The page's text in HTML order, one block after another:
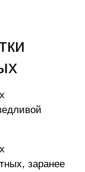
заранее